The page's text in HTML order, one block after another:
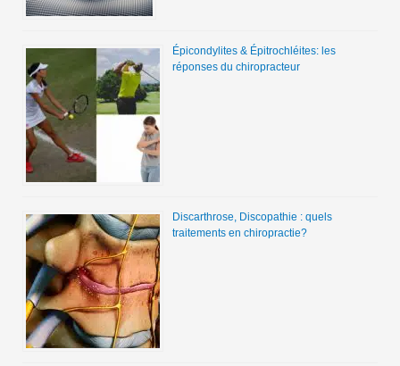
Épicondylites & Épitrochléites: les
réponses du chiropracteur
Discarthrose, Discopathie : quels
traitements en chiropractie?